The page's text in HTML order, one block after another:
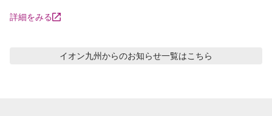
詳細をみる
イオン九州からのお知らせ一覧はこちら